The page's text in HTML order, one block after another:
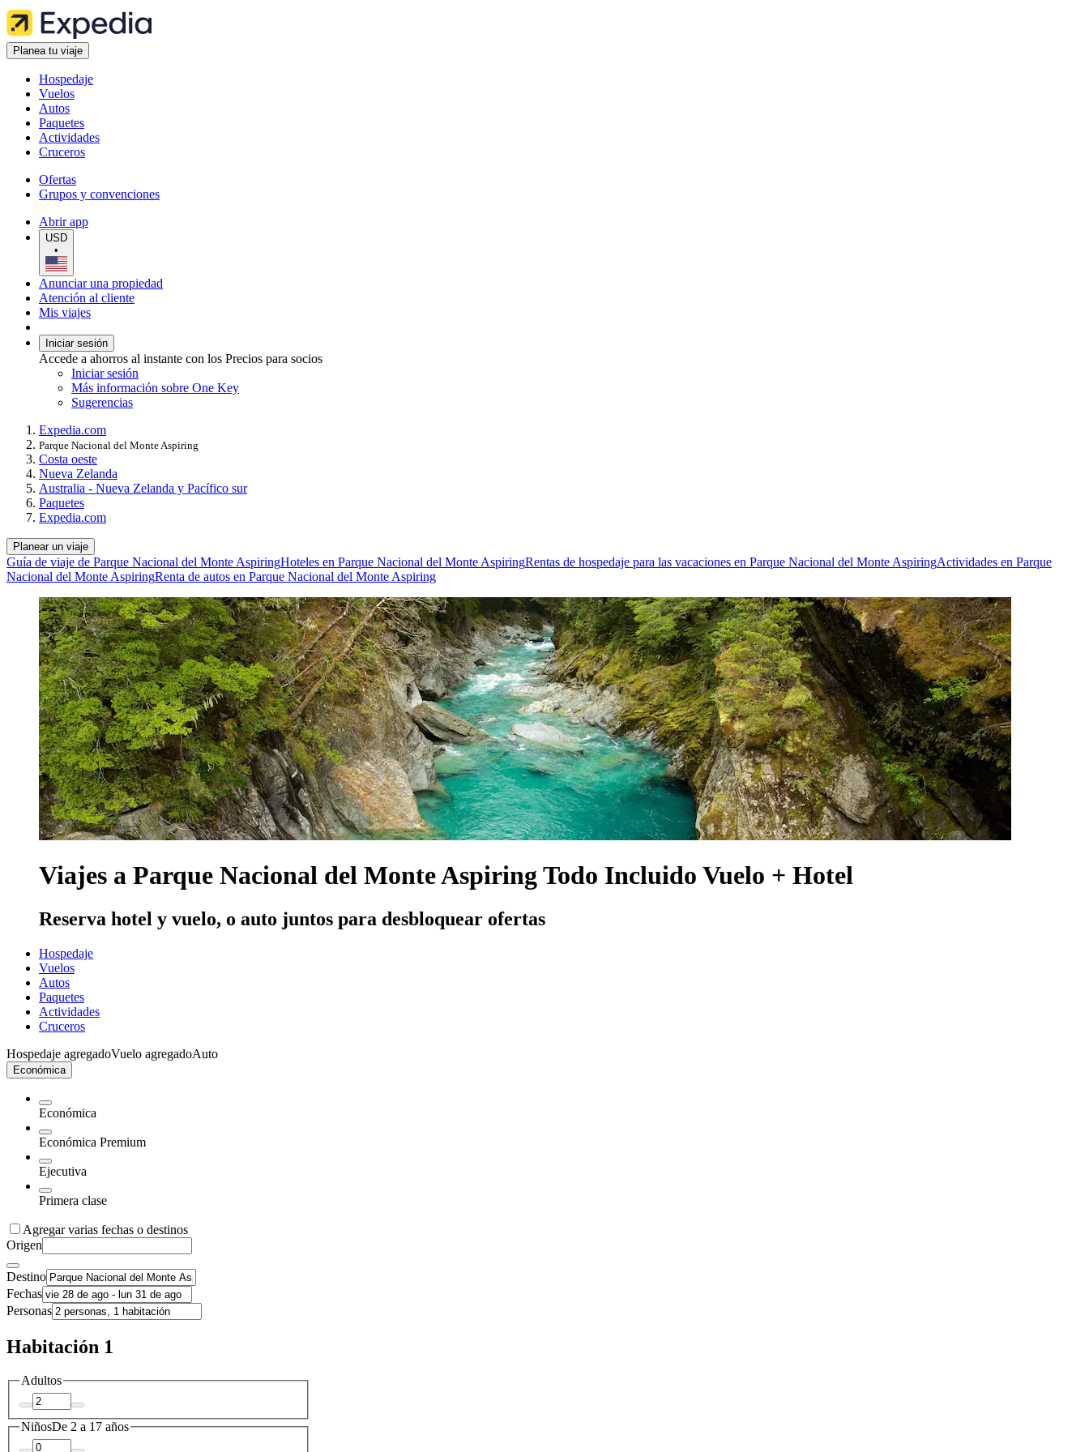
Planea tu viaje
Hospedaje
Vuelos
Autos
Paquetes
Actividades
Cruceros
Ofertas
Grupos y convenciones
Abrir app
USD
•
Anunciar una propiedad
Atención al cliente
Mis viajes
Iniciar sesión
Accede a ahorros al instante con los Precios para socios
Iniciar sesión
Más información sobre One Key
Sugerencias
Expedia.com
Parque Nacional del Monte Aspiring
Costa oeste
Nueva Zelanda
Australia - Nueva Zelanda y Pacífico sur
Paquetes
Expedia.com
Planear un viaje
Guía de viaje de Parque Nacional del Monte AspiringHoteles en Parque Nacional del Monte AspiringRentas de hospedaje para las vacaciones en Parque Nacional del Monte AspiringActividades en Parque
Nacional del Monte AspiringRenta de autos en Parque Nacional del Monte Aspiring
Viajes a Parque Nacional del Monte Aspiring Todo Incluido Vuelo + Hotel
Reserva hotel y vuelo, o auto juntos para desbloquear ofertas
Hospedaje
Vuelos
Autos
Paquetes
Actividades
Cruceros
Hospedaje agregadoVuelo agregadoAuto
Económica
Económica
Económica Premium
Ejecutiva
Primera clase
Agregar varias fechas o destinos
Origen
Destino
Fechas
Personas
Habitación 1
Adultos
NiñosDe 2 a 17 años